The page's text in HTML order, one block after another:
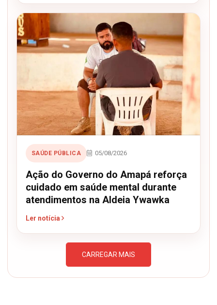
SAÚDE PÚBLICA 05/08/2026
Ação do Governo do Amapá reforça
cuidado em saúde mental durante
atendimentos na Aldeia Ywawka
Ler notícia
CARREGAR MAIS